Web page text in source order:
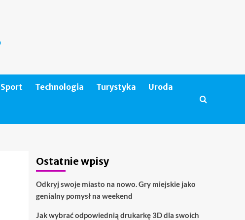
Sport Technologia Turystyka Uroda
Ostatnie wpisy
Odkryj swoje miasto na nowo. Gry miejskie jako
genialny pomysł na weekend
Jak wybrać odpowiednią drukarkę 3D dla swoich